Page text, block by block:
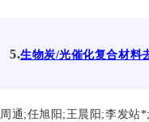
5.生物炭/光催化复合材料
周通;任旭阳;王晨阳;李发站*